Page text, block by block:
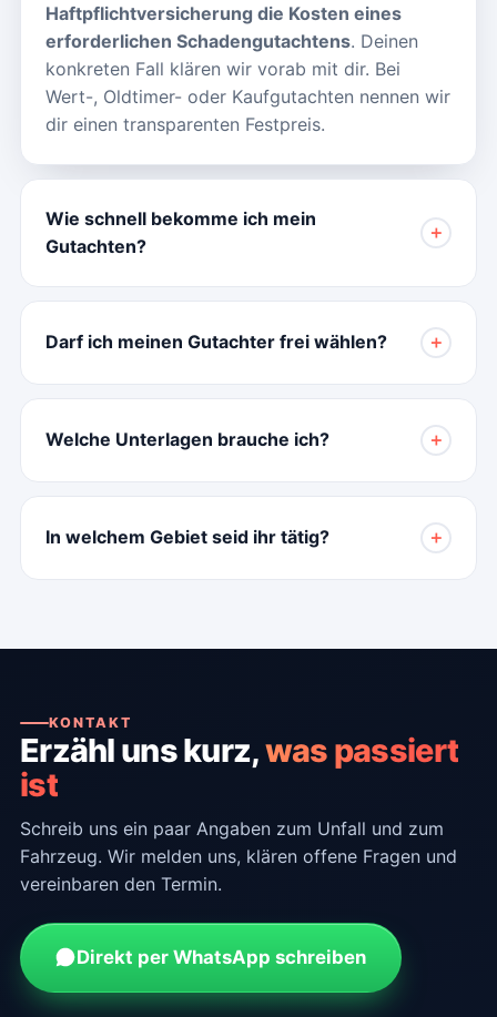
Haftpflichtversicherung die Kosten eines
erforderlichen Schadengutachtens. Deinen
konkreten Fall klären wir vorab mit dir. Bei
Wert-, Oldtimer- oder Kaufgutachten nennen wir
dir einen transparenten Festpreis.
Wie schnell bekomme ich mein
Gutachten?
＋
Darf ich meinen Gutachter frei wählen? ＋
Welche Unterlagen brauche ich? ＋
In welchem Gebiet seid ihr tätig? ＋
KONTAKT
Erzähl uns kurz,was passiert
ist
Schreib uns ein paar Angaben zum Unfall und zum
Fahrzeug. Wir melden uns, klären offene Fragen und
vereinbaren den Termin.
Direkt per WhatsApp schreiben